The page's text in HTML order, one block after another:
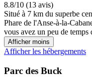
8.8/10 (13 avis)
Situé à 7 km du superbe
Phare de l'Anse-à-la-
vous avez un peu de temps
Afficher moins
Afficher les hébergements
Parc des Buck